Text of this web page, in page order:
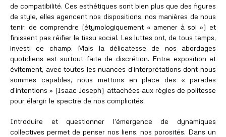
de compatibilité. Ces esthétiques sont bien plus que des figures
de style, elles agencent nos dispositions, nos manières de nous
tenir, de comprendre (étymologiquement « amener à soi ») et
finissent pas réifier le tissu social. Les luttes ont, de tous temps,
investi ce champ. Mais la délicatesse de nos abordages
quotidiens est surtout faite de discrétion. Entre exposition et
évitement, avec toutes les nuances d’interprétations dont nous
sommes capables, nous mettons en place des « parades
d’intentions » (Isaac Joseph) attachées aux règles de politesse
pour élargir le spectre de nos complicités.
Introduire et questionner l’émergence de dynamiques
collectives permet de penser nos liens, nos porosités. Dans un